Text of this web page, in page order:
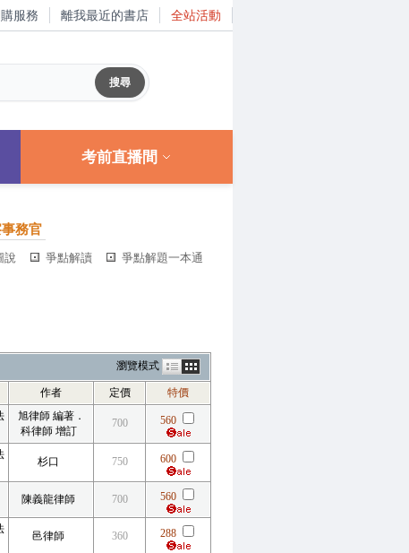
服務 離我最近的書店 全站活動
考前直播間
務官
說 爭點解讀
爭點解題一本通
瀏覽模式
作者 定價 特價
旭律師 編著．
科律師 增訂
700 560
杉口 750 600
陳義龍律師 700 560
邑律師 360 288